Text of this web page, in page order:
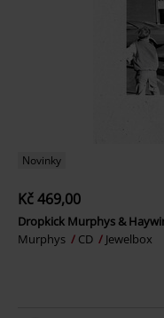
Novinky
Kč 469,00
Dropkick Murphys &
Murphys
CD Jewelbox